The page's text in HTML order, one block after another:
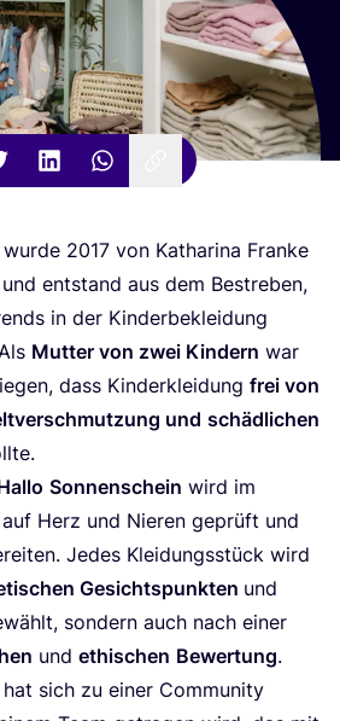
wur­de 2017 von Katha­ri­na Fran­ke
ent­stand aus dem Bestre­ben,
in der Kin­der­be­klei­dung
Mut­ter von zwei Kin­dern war
dass Kin­der­klei­dung frei von
und schäd­li­chen
Son­nen­schein wird im
Herz und Nie­ren geprüft und
Jedes Klei­dungs­stück wird
Gesichts­punk­ten und
son­dern auch nach einer
und ethi­schen Bewer­tung.
sich zu einer Com­mu­ni­ty